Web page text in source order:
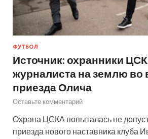
ФУТБОЛ
Источник: охранники
журналиста на землю во
приезда Олича
Оставьте комментарий
Охрана ЦСКА попыталась не
приезда нового наставника клуба